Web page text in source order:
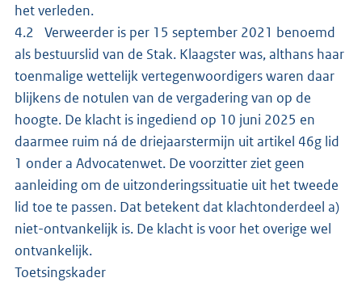
het verleden.
4.2 Verweerder is per 15 september 2021 benoemd
als bestuurslid van de Stak. Klaagster was, althans haar
toenmalige wettelijk vertegenwoordigers waren daar
blijkens de notulen van de vergadering van op de
hoogte. De klacht is ingediend op 10 juni 2025 en
daarmee ruim ná de driejaarstermijn uit artikel 46g lid
1 onder a Advocatenwet. De voorzitter ziet geen
aanleiding om de uitzonderingssituatie uit het tweede
lid toe te passen. Dat betekent dat klachtonderdeel a)
niet-ontvankelijk is. De klacht is voor het overige wel
ontvankelijk.
Toetsingskader